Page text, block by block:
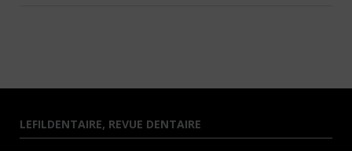
LEFILDENTAIRE, REVUE DENTAIRE